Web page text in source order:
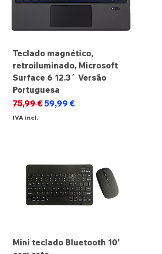
Teclado magnético,
retroiluminado, Microsoft
Surface 6 12.3´ Versão
Portuguesa
Preço normal
75,99 € Preço promocional
59,99 €
IVA incl.
Mini teclado Bluetooth 10'